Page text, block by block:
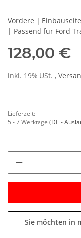
Vordere |
| Passend für Ford
128,00 €
inkl. 19% USt. ,
Lieferzeit:
5 - 7 Werktage (DE -
Sie möchten in